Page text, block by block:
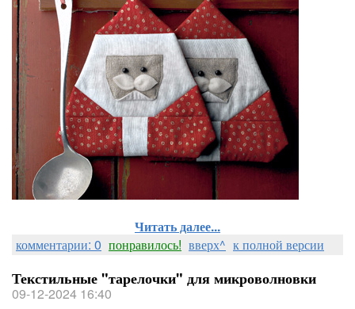
Читать далее...
комментарии: 0 понравилось! вверх^ к полной версии
Текстильные "тарелочки" для микроволновки
09-12-2024 16:40